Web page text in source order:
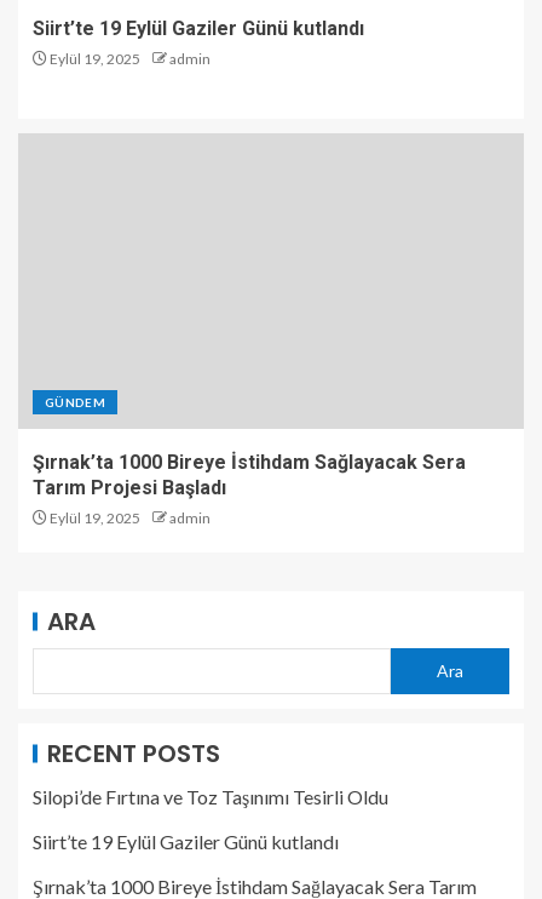
Siirt’te 19 Eylül Gaziler Günü kutlandı
Eylül 19, 2025 admin
GÜNDEM
Şırnak’ta 1000 Bireye İstihdam Sağlayacak Sera
Tarım Projesi Başladı
Eylül 19, 2025 admin
ARA
Ara
RECENT POSTS
Silopi’de Fırtına ve Toz Taşınımı Tesirli Oldu
Siirt’te 19 Eylül Gaziler Günü kutlandı
Şırnak’ta 1000 Bireye İstihdam Sağlayacak Sera Tarım